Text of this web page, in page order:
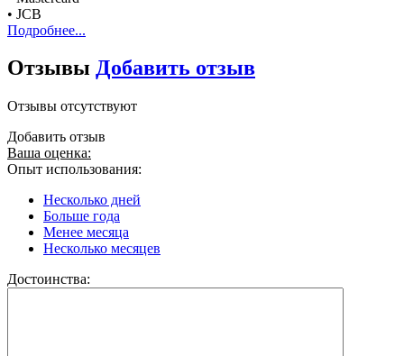
• JCB
Подробнее...
Отзывы Добавить отзыв
Отзывы отсутствуют
Добавить отзыв
Ваша оценка:
Опыт использования:
Несколько дней
Больше года
Менее месяца
Несколько месяцев
Достоинства: